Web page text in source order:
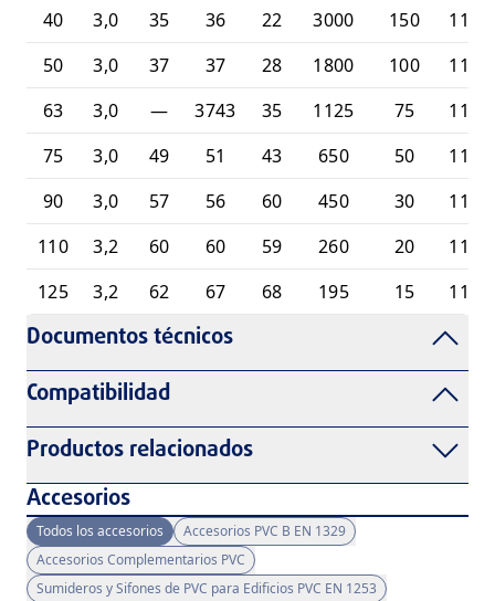
40
3,0 35 36 22 3000 150
50
3,0 37 37 28 1800 100
63
3,0 — 3743 35 1125 75
75
3,0 49 51 43 650 50
90
3,0 57 56 60 450 30
110
3,2 60 60 59 260 20
125
3,2 62 67 68 195 15
Documentos técnicos
Compatibilidad
Productos relacionados
Accesorios
Todos los accesorios
Accesorios PVC B EN 1329
Accesorios Complementarios PVC
Sumideros y Sifones de PVC para Edificios PVC EN 1253